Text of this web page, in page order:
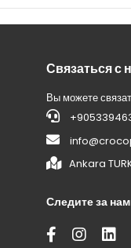
Связаться с
Вы можете
Ankara
Следите за